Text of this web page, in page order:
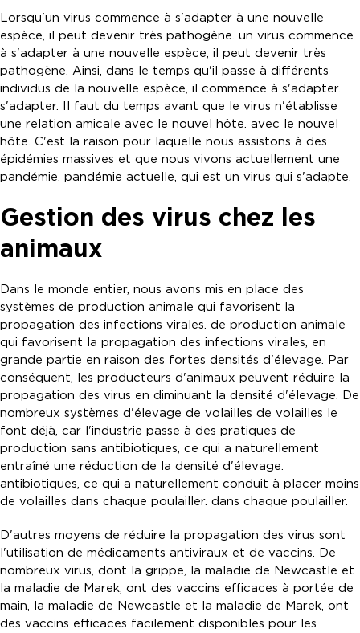
Lorsqu'un virus commence à s'adapter à une nouvelle
espèce, il peut devenir très pathogène. un virus commence
à s'adapter à une nouvelle espèce, il peut devenir très
pathogène. Ainsi, dans le temps qu'il passe à différents
individus de la nouvelle espèce, il commence à s'adapter.
s'adapter. Il faut du temps avant que le virus n'établisse
une relation amicale avec le nouvel hôte. avec le nouvel
hôte. C'est la raison pour laquelle nous assistons à des
épidémies massives et que nous vivons actuellement une
pandémie. pandémie actuelle, qui est un virus qui s'adapte.
Gestion des virus chez les
animaux
Dans le monde entier, nous avons mis en place des
systèmes de production animale qui favorisent la
propagation des infections virales. de production animale
qui favorisent la propagation des infections virales, en
grande partie en raison des fortes densités d'élevage. Par
conséquent, les producteurs d'animaux peuvent réduire la
propagation des virus en diminuant la densité d'élevage. De
nombreux systèmes d'élevage de volailles de volailles le
font déjà, car l'industrie passe à des pratiques de
production sans antibiotiques, ce qui a naturellement
entraîné une réduction de la densité d'élevage.
antibiotiques, ce qui a naturellement conduit à placer moins
de volailles dans chaque poulailler. dans chaque poulailler.
D'autres moyens de réduire la propagation des virus sont
l'utilisation de médicaments antiviraux et de vaccins. De
nombreux virus, dont la grippe, la maladie de Newcastle et
la maladie de Marek, ont des vaccins efficaces à portée de
main, la maladie de Newcastle et la maladie de Marek, ont
des vaccins efficaces facilement disponibles pour les